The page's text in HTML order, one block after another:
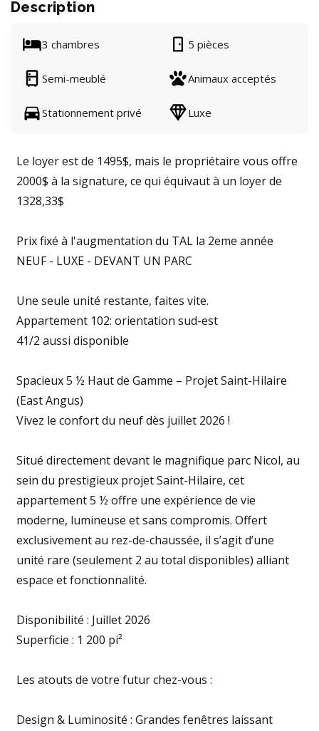
Description
3 chambres 5 pièces
Semi-meublé Animaux acceptés
Stationnement privé Luxe
Le loyer est de 1495$, mais le propriétaire vous offre
2000$ à la signature, ce qui équivaut à un loyer de
1328,33$
Prix fixé à l'augmentation du TAL la 2eme année
NEUF - LUXE - DEVANT UN PARC
Une seule unité restante, faites vite.
Appartement 102: orientation sud-est
41/2 aussi disponible
Spacieux 5 ½ Haut de Gamme – Projet Saint-Hilaire
(East Angus)
Vivez le confort du neuf dès juillet 2026 !
Situé directement devant le magnifique parc Nicol, au
sein du prestigieux projet Saint-Hilaire, cet
appartement 5 ½ offre une expérience de vie
moderne, lumineuse et sans compromis. Offert
exclusivement au rez-de-chaussée, il s’agit d’une
unité rare (seulement 2 au total disponibles) alliant
espace et fonctionnalité.
Disponibilité : Juillet 2026
Superficie : 1 200 pi²
Les atouts de votre futur chez-vous :
Design & Luminosité : Grandes fenêtres laissant